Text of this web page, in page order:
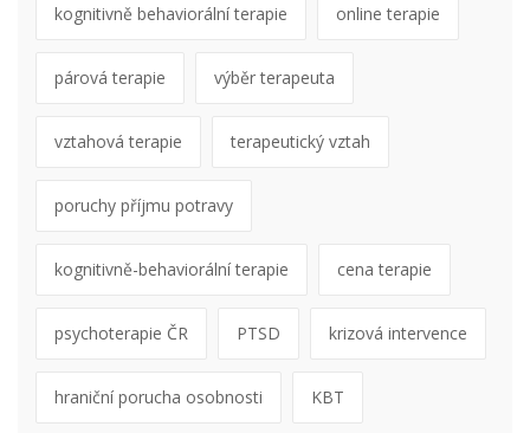
kognitivně behaviorální terapie online terapie
párová terapie výběr terapeuta
vztahová terapie terapeutický vztah
poruchy příjmu potravy
kognitivně-behaviorální terapie cena terapie
psychoterapie ČR PTSD krizová intervence
hraniční porucha osobnosti KBT